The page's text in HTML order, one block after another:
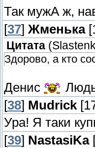
Так мужА ж,
[37] Жменька
Цитата (
Здорово, а кто
Денис
[38] Mudrick
Ура! Я таки
[39] NastasiKa